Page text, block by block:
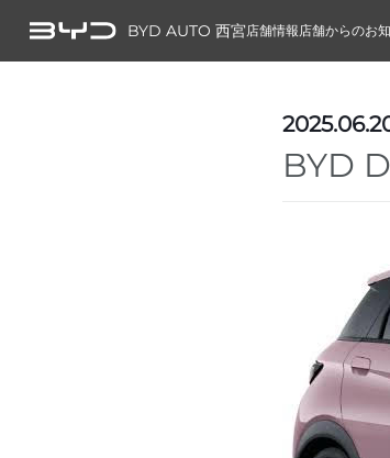
BYD AUTO 西宮店舗情報店舗からのお
BYD